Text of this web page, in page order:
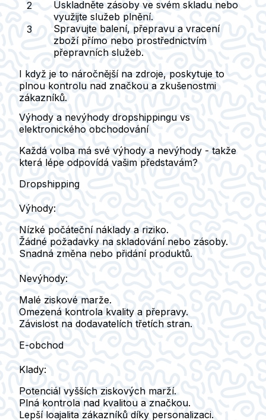
Uskladněte zásoby ve svém skladu nebo
využijte služeb plnění.
Spravujte balení, přepravu a vracení
zboží přímo nebo prostřednictvím
přepravních služeb.
I když je to náročnější na zdroje, poskytuje to
plnou kontrolu nad značkou a zkušenostmi
zákazníků.
Výhody a nevýhody dropshippingu vs
elektronického obchodování
Každá volba má své výhody a nevýhody - takže
která lépe odpovídá vašim představám?
Dropshipping
Výhody:
Nízké počáteční náklady a riziko.
Žádné požadavky na skladování nebo zásoby.
Snadná změna nebo přidání produktů.
Nevýhody:
Malé ziskové marže.
Omezená kontrola kvality a přepravy.
Závislost na dodavatelích třetích stran.
E-obchod
Klady:
Potenciál vyšších ziskových marží.
Plná kontrola nad kvalitou a značkou.
Lepší loajalita zákazníků díky personalizaci.